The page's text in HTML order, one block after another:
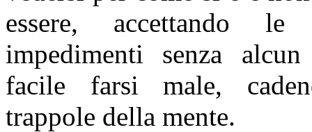
essere, accettando
impedimenti senza
facile farsi male,
trappole della mente.